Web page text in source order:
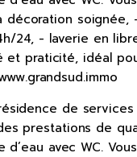
soignée,
24, - laverie en
et praticité, idéal
de
prestations de
avec WC.